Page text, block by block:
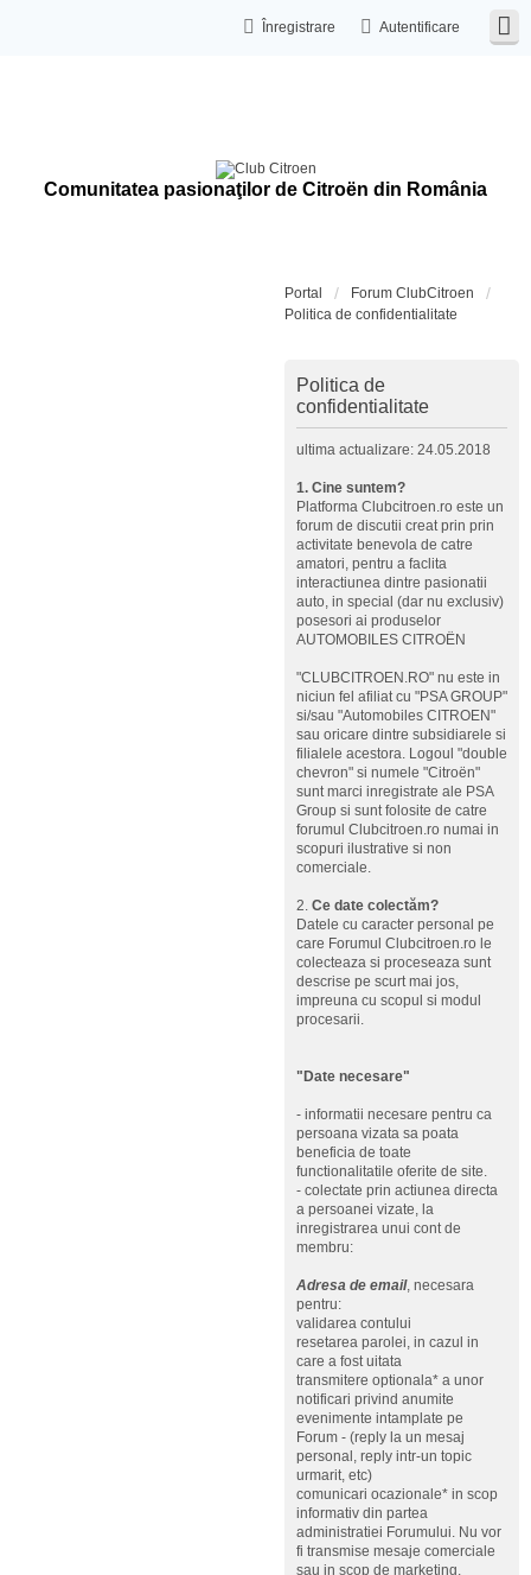
Autentificare
Înregistrare
Comunitatea pasionaţilor de Citroën din România
Portal
Forum ClubCitroen
Politica de confidentialitate
Politica de
confidentialitate
ultima actualizare: 24.05.2018
1. Cine suntem?
Platforma Clubcitroen.ro este un
forum de discutii creat prin prin
activitate benevola de catre
amatori, pentru a faclita
interactiunea dintre pasionatii
auto, in special (dar nu exclusiv)
posesori ai produselor
AUTOMOBILES CITROËN
"CLUBCITROEN.RO" nu este in
niciun fel afiliat cu "PSA GROUP"
si/sau "Automobiles CITROEN"
sau oricare dintre subsidiarele si
filialele acestora. Logoul "double
chevron" si numele "Citroën"
sunt marci inregistrate ale PSA
Group si sunt folosite de catre
forumul Clubcitroen.ro numai in
scopuri ilustrative si non
comerciale.
2. Ce date colectăm?
Datele cu caracter personal pe
care Forumul Clubcitroen.ro le
colecteaza si proceseaza sunt
descrise pe scurt mai jos,
impreuna cu scopul si modul
procesarii.
"Date necesare"
- informatii necesare pentru ca
persoana vizata sa poata
beneficia de toate
functionalitatile oferite de site.
- colectate prin actiunea directa
a persoanei vizate, la
inregistrarea unui cont de
membru:
Adresa de email, necesara
pentru:
validarea contului
resetarea parolei, in cazul in
care a fost uitata
transmitere optionala* a unor
notificari privind anumite
evenimente intamplate pe
Forum - (reply la un mesaj
personal, reply intr-un topic
urmarit, etc)
comunicari ocazionale* in scop
informativ din partea
administratiei Forumului. Nu vor
fi transmise mesaje comerciale
sau in scop de marketing.